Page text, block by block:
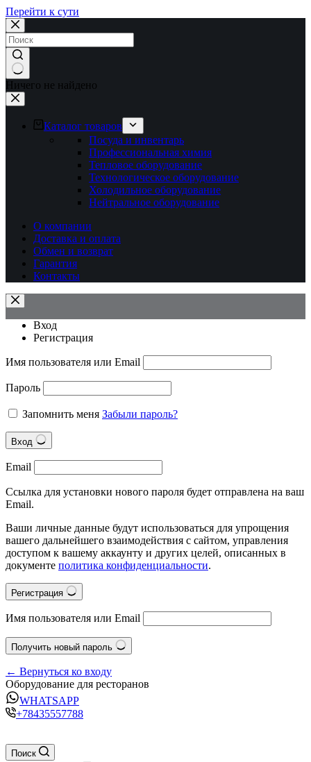
Перейти к сути
Ничего не найдено
Каталог товаров
Посуда и инвентарь
Профессиональная химия
Тепловое оборудование
Технологическое оборудование
Холодильное оборудование
Нейтральное оборудование
О компании
Доставка и оплата
Обмен и возврат
Гарантия
Контакты
Вход
Регистрация
Имя пользователя или Email
Пароль
Запомнить меня Забыли пароль?
Вход
Email
Ссылка для установки нового пароля будет отправлена на ваш
Email.
Ваши личные данные будут использоваться для упрощения
вашего дальнейшего взаимодействия с сайтом, управления
доступом к вашему аккаунту и других целей, описанных в
документе политика конфиденциальности.
Регистрация
Имя пользователя или Email
Получить новый пароль
← Вернуться ко входу
Оборудование для ресторанов
WHATSAPP
+78435557788
Поиск